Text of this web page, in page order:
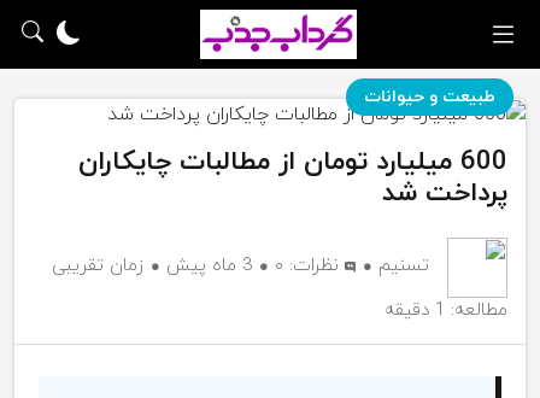
طبیعت و حیوانات
600 میلیارد تومان از مطالبات چایکاران
پرداخت شد
تسنیم نظرات: ۰ 3 ماه پیش
زمان تقریبی
مطالعه: 1 دقیقه